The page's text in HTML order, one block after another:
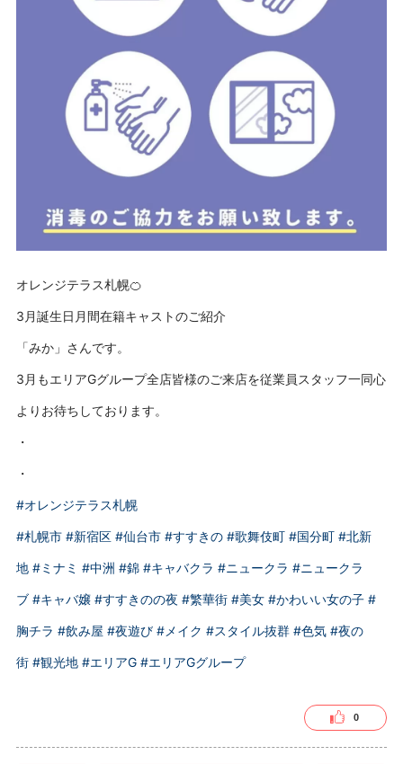
オレンジテラス札幌🍊
3月誕生日月間在籍キャストのご紹介
「みか」さんです。
3月もエリアGグループ全店皆様のご来店を従業員スタッフ一同心
よりお待ちしております。
・
・
#オレンジテラス札幌
#札幌市 #新宿区 #仙台市 #すすきの #歌舞伎町 #国分町 #北新
地 #ミナミ #中洲 #錦 #キャバクラ #ニュークラ #ニュークラ
ブ #キャバ嬢 #すすきのの夜 #繁華街 #美女 #かわいい女の子 #
胸チラ #飲み屋 #夜遊び #メイク #スタイル抜群 #色気 #夜の
街 #観光地 #エリアG #エリアGグループ
0